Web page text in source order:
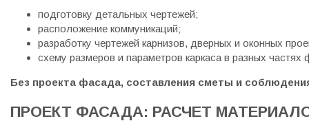
подготовку детальных чертежей;
расположение коммуникаций;
разработку чертежей карнизов, дверных и оконных
схему размеров и параметров каркаса в разных частях
Без проекта фасада, составления сметы и
ПРОЕКТ ФАСАДА: РАСЧЕТ